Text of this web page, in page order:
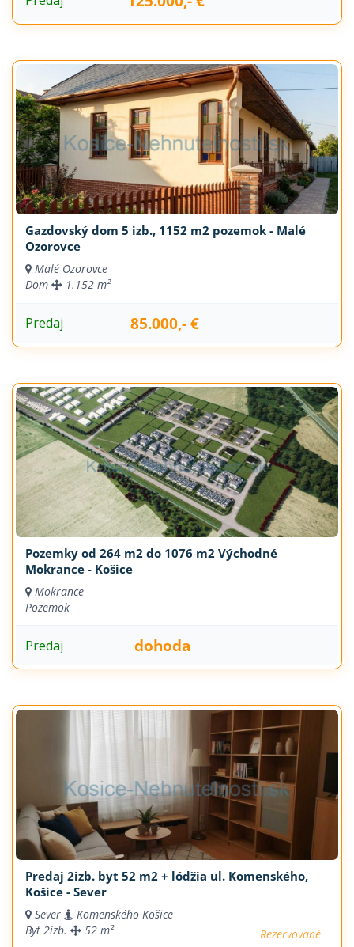
Gazdovský dom 5 izb., 1152 m2 pozemok - Malé
Ozorovce
Malé Ozorovce
Dom
1.152 m²
Predaj 85.000,- €
Pozemky od 264 m2 do 1076 m2 Východné
Mokrance - Košice
Mokrance
Pozemok
Predaj dohoda
Predaj 2izb. byt 52 m2 + lódžia ul. Komenského,
Košice - Sever
Sever
Komenského Košice
Byt
Rezervované
2izb. 52 m²